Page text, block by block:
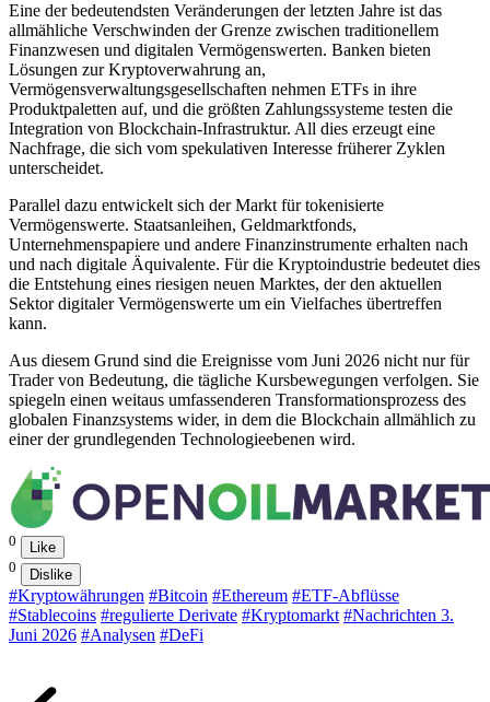
Eine der bedeutendsten Veränderungen der letzten Jahre ist das
allmähliche Verschwinden der Grenze zwischen traditionellem
Finanzwesen und digitalen Vermögenswerten. Banken bieten
Lösungen zur Kryptoverwahrung an,
Vermögensverwaltungsgesellschaften nehmen ETFs in ihre
Produktpaletten auf, und die größten Zahlungssysteme testen die
Integration von Blockchain-Infrastruktur. All dies erzeugt eine
Nachfrage, die sich vom spekulativen Interesse früherer Zyklen
unterscheidet.
Parallel dazu entwickelt sich der Markt für tokenisierte
Vermögenswerte. Staatsanleihen, Geldmarktfonds,
Unternehmenspapiere und andere Finanzinstrumente erhalten nach
und nach digitale Äquivalente. Für die Kryptoindustrie bedeutet dies
die Entstehung eines riesigen neuen Marktes, der den aktuellen
Sektor digitaler Vermögenswerte um ein Vielfaches übertreffen
kann.
Aus diesem Grund sind die Ereignisse vom Juni 2026 nicht nur für
Trader von Bedeutung, die tägliche Kursbewegungen verfolgen. Sie
spiegeln einen weitaus umfassenderen Transformationsprozess des
globalen Finanzsystems wider, in dem die Blockchain allmählich zu
einer der grundlegenden Technologieebenen wird.
0
Like
0
Dislike
#Kryptowährungen #Bitcoin #Ethereum #ETF-Abflüsse
#Stablecoins #regulierte Derivate #Kryptomarkt #Nachrichten 3.
Juni 2026 #Analysen #DeFi